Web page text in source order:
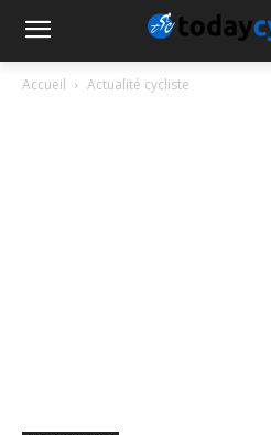
Accueil Actualité cycliste